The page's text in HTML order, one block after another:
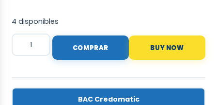
4 disponibles
COMPRAR BUY NOW
BAC Credomatic